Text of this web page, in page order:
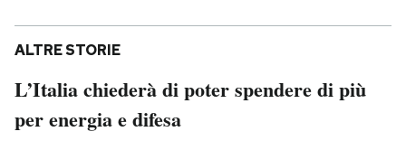
ALTRE STORIE
L’Italia chiederà di poter spendere di più
per energia e difesa